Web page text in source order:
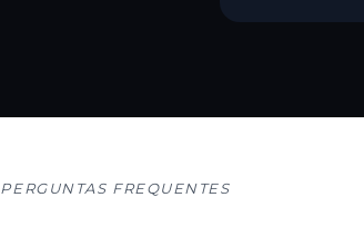
PERGUNTAS FREQUENTES